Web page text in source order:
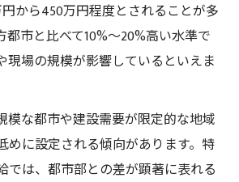
から450万円程度とされることが多
都市と比べて10%〜20%高い水準で
現場の規模が影響しているといえま
模な都市や建設需要が限定的な地域
めに設定される傾向があります。特
では、都市部との差が顕著に表れる